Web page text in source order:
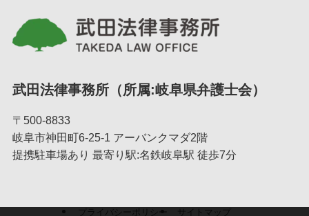
武田法律事務所（所属:岐阜県弁護士会）
〒500-8833
岐阜市神田町6-25-1 アーバンクマダ2階
提携駐車場あり 最寄り駅:名鉄岐阜駅 徒歩7分
プライバシーポリシー サイトマップ